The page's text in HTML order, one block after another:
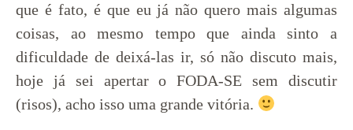
que é fato, é que eu já não quero mais algumas
coisas, ao mesmo tempo que ainda sinto a
dificuldade de deixá-las ir, só não discuto mais,
hoje já sei apertar o FODA-SE sem discutir
(risos), acho isso uma grande vitória.